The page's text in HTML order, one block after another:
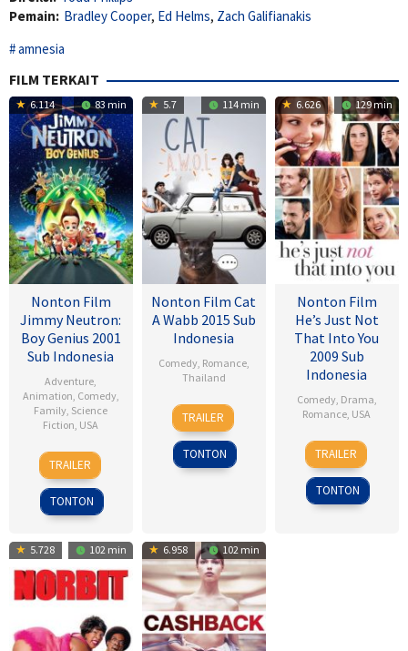
Pemain: Bradley Cooper, Ed Helms, Zach Galifianakis
amnesia
FILM TERKAIT
6.114 83 min
Nonton Film
Jimmy Neutron:
Boy Genius 2001
Sub Indonesia
Adventure,
Animation, Comedy,
Family, Science
Fiction, USA
14
Dec
2001
John
A.
Davis
TRAILER
TONTON
5.7 114 min
Nonton Film Cat
A Wabb 2015 Sub
Indonesia
Comedy, Romance,
Thailand
4
Mar
2015
Nareubadee
Wetchakam
TRAILER
TONTON
6.626 129 min
Nonton Film
He’s Just Not
That Into You
2009 Sub
Indonesia
Comedy, Drama,
Romance, USA
6
Feb
2009
Ken
Kwapis
TRAILER
TONTON
5.728 102 min 6.958 102 min